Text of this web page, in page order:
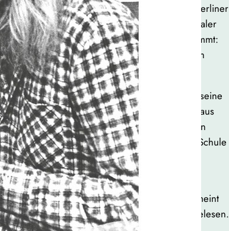
Troisdorf”, im Mai 2026 in seinem eigenen Berliner
folgt nun ein schmaler Band autofiktionaler
anderen, jüngeren Andreas in den Blick nimmt:
1979, der Schriftsteller werden will und nach
mit einem Brief. Der junge Andreas schickt seine
an Heinrich Böll, in jener Mischung aus
Vermessenheit, die nur jungen Schreibenden
auf Anerkennung, vielleicht auf eine Schule
beschriebener Schuber: drei Bände vom
Eine Geste, die als großzügig gemeint
ankommt. Die Bücher bleiben ungelesen.